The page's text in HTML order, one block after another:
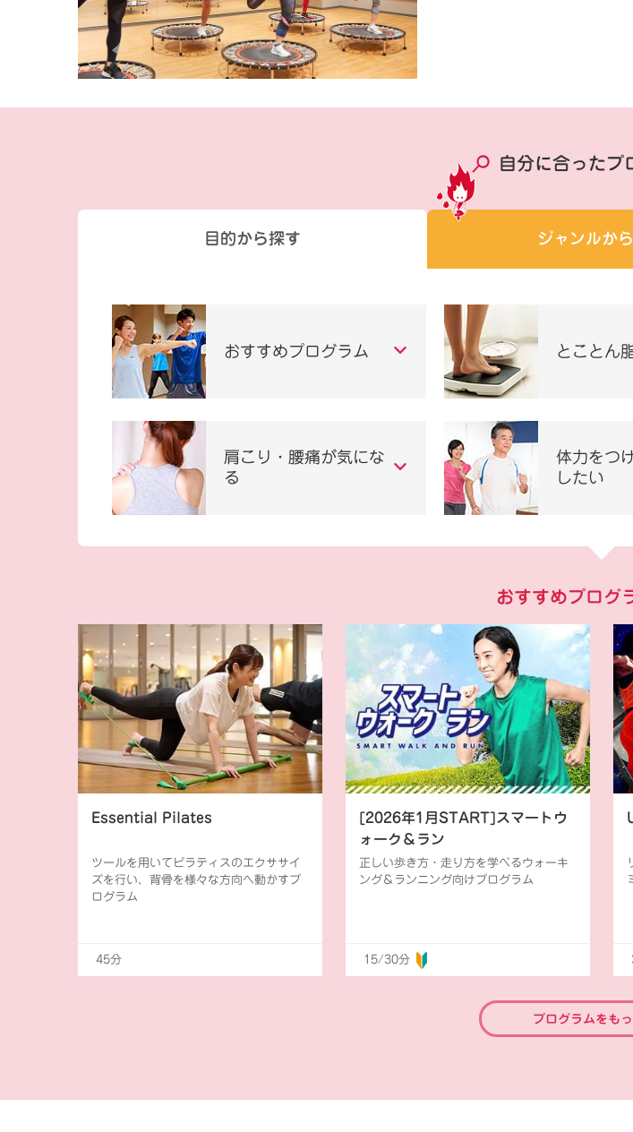
自分に合ったプ
目的から探す ジャンルか
おすすめプログラム とことん
肩こり・腰痛が気にな
る
体力をつ
したい
おすすめプログ
Essential Pilates
ツールを用いてピラティスのエクササイ
ズを行い、背骨を様々な方向へ動かすプ
ログラム
45分
[2026年1月START]スマートウ
ォーク＆ラン
正しい歩き方・走り方を学べるウォーキ
ング＆ランニング向けプログラム
15/30分
プログラムをも